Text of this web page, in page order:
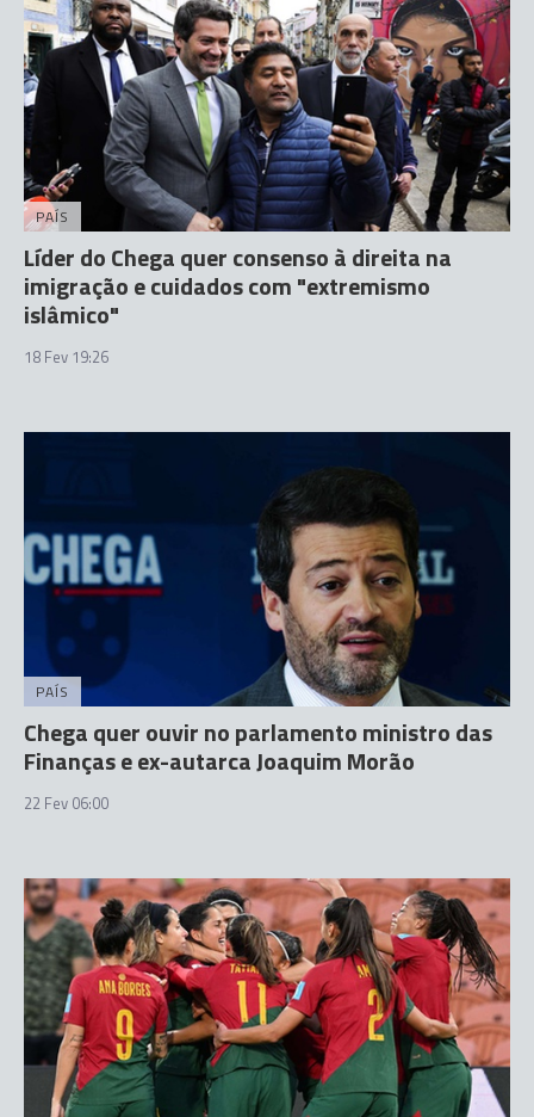
PAÍS
Líder do Chega quer consenso à direita na
imigração e cuidados com "extremismo
islâmico"
18 Fev 19:26
PAÍS
Chega quer ouvir no parlamento ministro das
Finanças e ex-autarca Joaquim Morão
22 Fev 06:00